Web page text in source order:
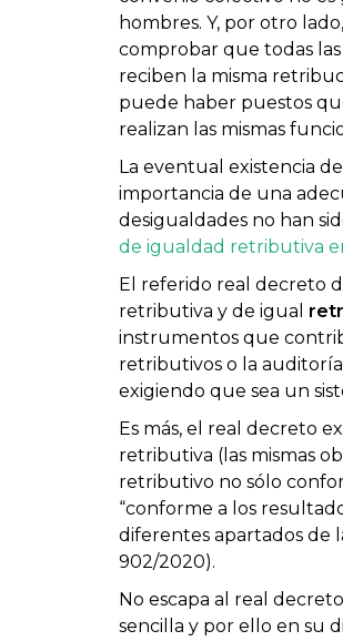
hombres. Y, por otro
comprobar que todas
reciben la misma
puede haber puestos
realizan las mismas
La eventual existencia de
importancia de una
desigualdades no han
de igualdad retributiva
El referido real decreto
retributiva y de igual
instrumentos que
retributivos o la
exigiendo que sea un
Es más, el real decreto
retributiva (las mismas
retributivo no sólo
“conforme a los
diferentes apartados de
902/2020).
No escapa al real
sencilla y por ello en su